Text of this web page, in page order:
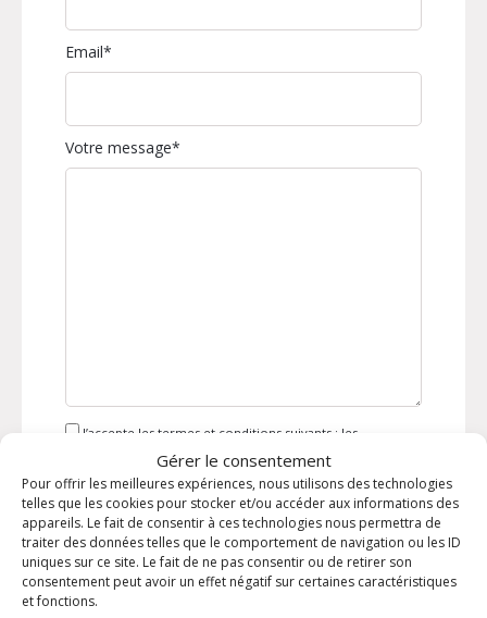
Gérer le consentement
Pour offrir les meilleures expériences, nous utilisons des technologies
telles que les cookies pour stocker et/ou accéder aux informations des
appareils. Le fait de consentir à ces technologies nous permettra de
traiter des données telles que le comportement de navigation ou les ID
uniques sur ce site. Le fait de ne pas consentir ou de retirer son
consentement peut avoir un effet négatif sur certaines caractéristiques
et fonctions.
Email
Votre message
J’accepte les termes et conditions suivants : les
informations que vous communiquez dans ce formulaire
sont traitées par le Service communication de l’Association
Diocésaine de Fréjus-Toulon (ADFT) qui gère les sites
internet du diocèse et sont adressées directement à la
paroisse concernée afin qu’elle y apporte réponse. Ces
données sont traitées uniquement pour répondre à vos
demandes. Le traitement est fondé sur l’intérêt légitime de
l’ADFT et de la paroisse de donner suite à vos demandes et
de répondre à vos questions. Seules les mentions signalées